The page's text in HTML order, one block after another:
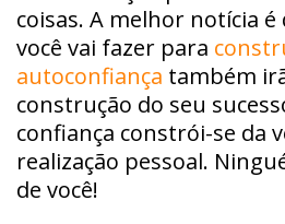
coisas. A melhor notícia é
você vai fazer para
autoconfiança também
construção do seu
confiança constrói-se da
realização pessoal.
de você!